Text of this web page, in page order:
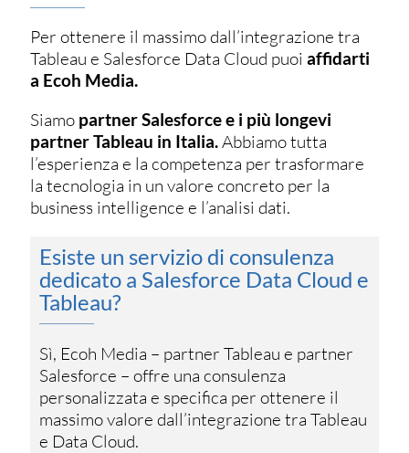
Per ottenere il massimo dall’integrazione tra
Tableau e Salesforce Data Cloud puoi affidarti
a Ecoh Media.
Siamo partner Salesforce e i più longevi
partner Tableau in Italia.Abbiamo tutta
l’esperienza e la competenza per trasformare
la tecnologia in un valore concreto per la
business intelligence e l’analisi dati.
Esiste un servizio di consulenza
dedicato a Salesforce Data Cloud e
Tableau?
Sì, Ecoh Media – partner Tableau e partner
Salesforce – offre una consulenza
personalizzata e specifica per ottenere il
massimo valore dall’integrazione tra Tableau
e Data Cloud.